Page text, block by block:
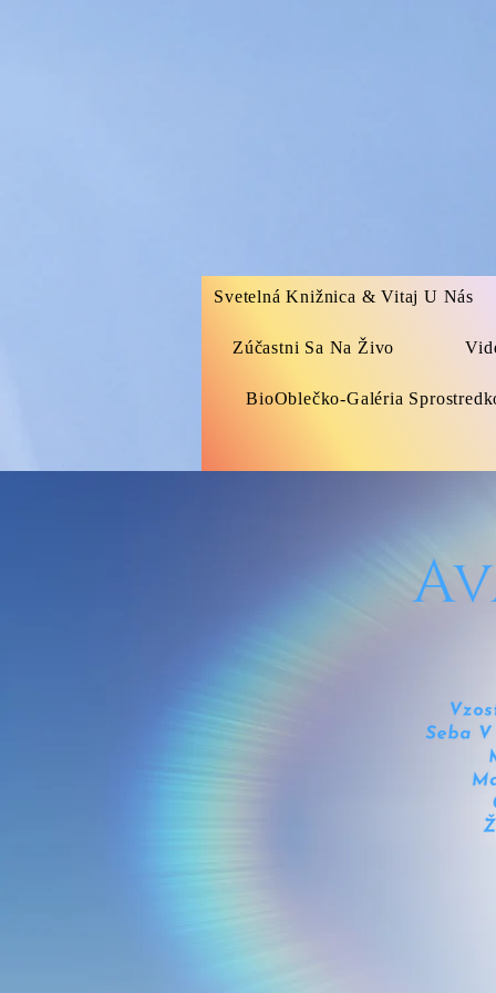
Svetelná Knižnica & Vitaj U Nás
Zúčastni Sa Na Živo
BioOblečko-Galéria